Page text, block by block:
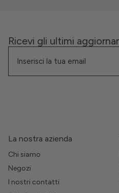
Ricevi gli ultimi
La nostra azienda
Chi siamo
Negozi
I nostri contatti